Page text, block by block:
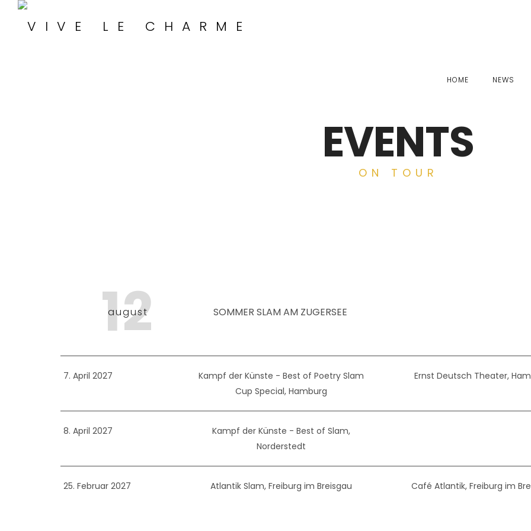
HOME NEWS
EVENTS
ON TOUR
12
august SOMMER SLAM AM ZUGERSEE
7. April 2027
Kampf der Künste - Best of Poetry Slam
Cup Special, Hamburg
Ernst Deutsch Theater,
8. April 2027
Kampf der Künste - Best of Slam,
Norderstedt
25. Februar 2027 Atlantik Slam, Freiburg im Breisgau Café Atlantik, Freiburg im